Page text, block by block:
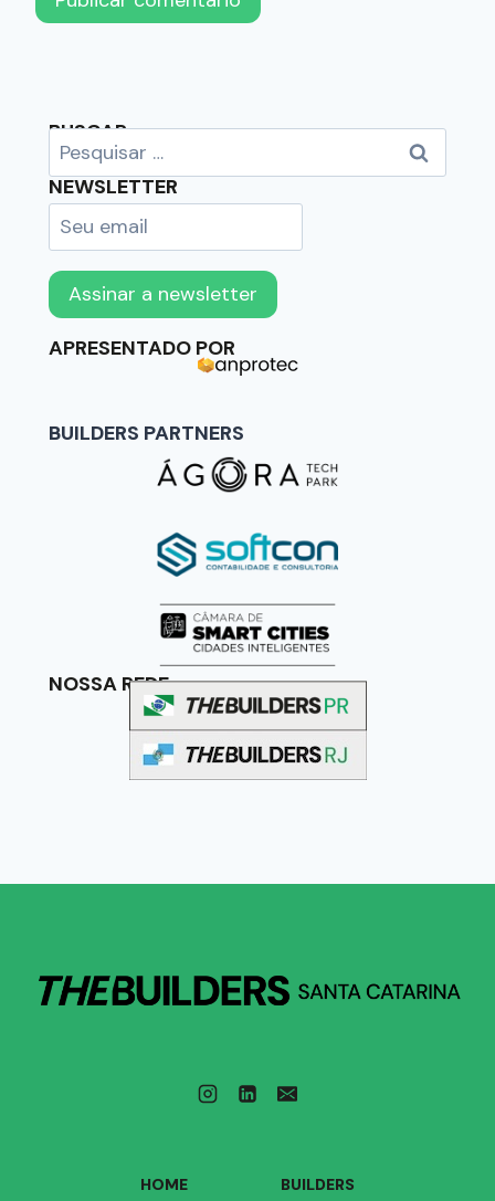
BUSCAR
NEWSLETTER
APRESENTADO POR
BUILDERS PARTNERS
NOSSA REDE
HOME BUILDERS